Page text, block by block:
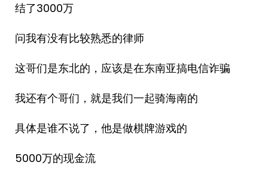
结了3000万
问我有没有比较熟悉的律师
这哥们是东北的，应该是在东南亚搞电信诈骗
我还有个哥们，就是我们一起骑海南的
具体是谁不说了，他是做棋牌游戏的
5000万的现金流